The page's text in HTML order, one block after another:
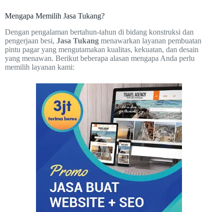
Mengapa Memilih Jasa Tukang?
Dengan pengalaman bertahun-tahun di bidang konstruksi dan
pengerjaan besi, Jasa Tukang menawarkan layanan pembuatan
pintu pagar yang mengutamakan kualitas, kekuatan, dan desain
yang menawan. Berikut beberapa alasan mengapa Anda perlu
memilih layanan kami: